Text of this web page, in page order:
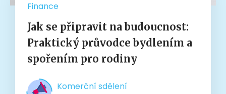
Finance
Jak se připravit na budoucnost:
Praktický průvodce bydlením a
spořením pro rodiny
Komerční sdělení